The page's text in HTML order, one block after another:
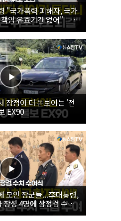
"국가폭력 피해자, 국가
임 유효기간 없어"｜
해자 위로 오찬
장점이 더 돋보이는 '전
EX90
모인 장군들...李대통령,
장성 4명에 삼정검 수치
장성 진급·삼정검 수치